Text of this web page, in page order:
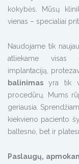
kokybės. Mūsų
vienas – specialiai
Naudojame tik
atliekame visas
implantaciją,
balinimasyra tik
procedūrų. Mums
geriausia.
kiekvieno paciento
baltesnė, bet ir
Paslaugų,